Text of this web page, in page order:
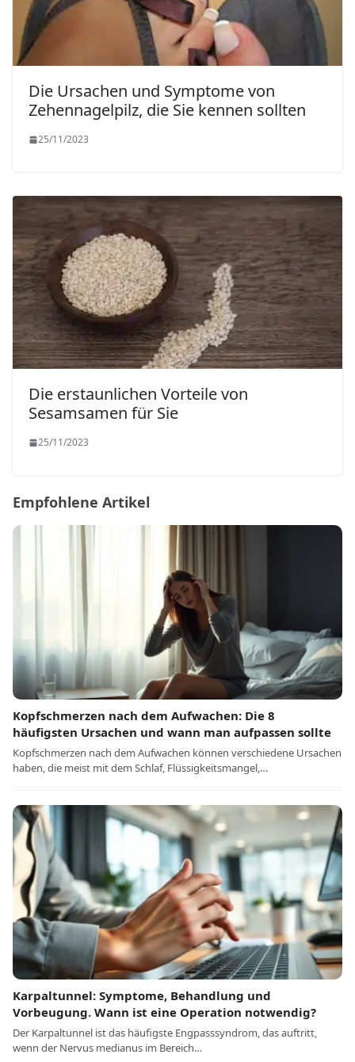
Die Ursachen und Symptome von
Zehennagelpilz, die Sie kennen sollten
25/11/2023
Die erstaunlichen Vorteile von
Sesamsamen für Sie
25/11/2023
Empfohlene Artikel
Kopfschmerzen nach dem Aufwachen: Die 8
häufigsten Ursachen und wann man aufpassen sollte
Kopfschmerzen nach dem Aufwachen können verschiedene Ursachen
haben, die meist mit dem Schlaf, Flüssigkeitsmangel,…
Karpaltunnel: Symptome, Behandlung und
Vorbeugung. Wann ist eine Operation notwendig?
Der Karpaltunnel ist das häufigste Engpasssyndrom, das auftritt,
wenn der Nervus medianus im Bereich…